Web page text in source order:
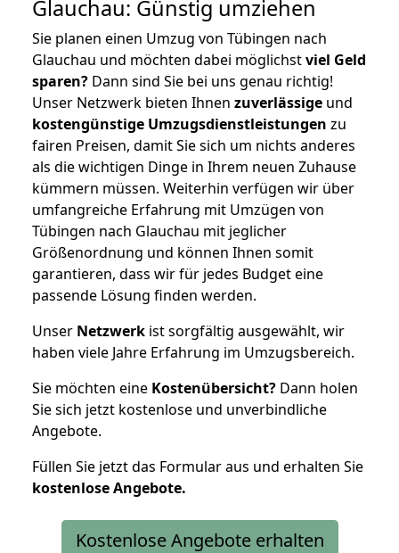
Glauchau: Günstig umziehen
Sie planen einen Umzug von Tübingen nach
Glauchau und möchten dabei möglichstviel Geld
sparen? Dann sind Sie bei uns genau richtig!
Unser Netzwerk bieten Ihnen zuverlässige und
kostengünstige Umzugsdienstleistungen zu
fairen Preisen, damit Sie sich um nichts anderes
als die wichtigen Dinge in Ihrem neuen Zuhause
kümmern müssen. Weiterhin verfügen wir über
umfangreiche Erfahrung mit Umzügen von
Tübingen nach Glauchau mit jeglicher
Größenordnung und können Ihnen somit
garantieren, dass wir für jedes Budget eine
passende Lösung finden werden.
Unser Netzwerk ist sorgfältig ausgewählt, wir
haben viele Jahre Erfahrung im Umzugsbereich.
Sie möchten eine Kostenübersicht? Dann holen
Sie sich jetzt kostenlose und unverbindliche
Angebote.
Füllen Sie jetzt das Formular aus und erhalten Sie
kostenloseAngebote.
Kostenlose Angebote erhalten